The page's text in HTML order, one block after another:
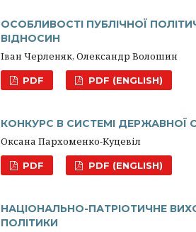
ОСОБЛИВОСТІ ПУБЛІЧНОЇ
ВІДНОСИН
Іван Черленяк, Олександр Волошин
PDF PDF (ENGLISH)
КОНКУРС В СИСТЕМІ
Оксана Пархоменко-Куцевіл
PDF PDF (ENGLISH)
НАЦІОНАЛЬНО-ПАТРІОТИЧНЕ
ПОЛІТИКИ